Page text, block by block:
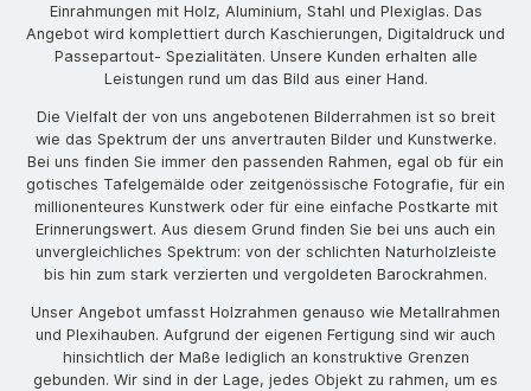
Einrahmungen mit Holz, Aluminium, Stahl und Plexiglas. Das
Angebot wird komplettiert durch Kaschierungen, Digitaldruck und
Passepartout- Spezialitäten. Unsere Kunden erhalten alle
Leistungen rund um das Bild aus einer Hand.
Die Vielfalt der von uns angebotenen Bilderrahmen ist so breit
wie das Spektrum der uns anvertrauten Bilder und Kunstwerke.
Bei uns finden Sie immer den passenden Rahmen, egal ob für ein
gotisches Tafelgemälde oder zeitgenössische Fotografie, für ein
millionenteures Kunstwerk oder für eine einfache Postkarte mit
Erinnerungswert. Aus diesem Grund finden Sie bei uns auch ein
unvergleichliches Spektrum: von der schlichten Naturholzleiste
bis hin zum stark verzierten und vergoldeten Barockrahmen.
Unser Angebot umfasst Holzrahmen genauso wie Metallrahmen
und Plexihauben. Aufgrund der eigenen Fertigung sind wir auch
hinsichtlich der Maße lediglich an konstruktive Grenzen
gebunden. Wir sind in der Lage, jedes Objekt zu rahmen, um es